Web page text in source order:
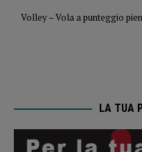
Volley – Vola a punteggio
LA TUA